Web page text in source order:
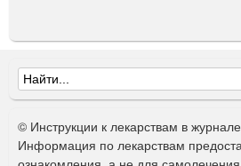
Ф
о
р
© Инструкции к лекарствам в
Информация по лекарствам